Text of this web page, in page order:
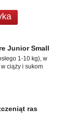
Junior Small
1-10 kg), w
ciąży i sukom
ras